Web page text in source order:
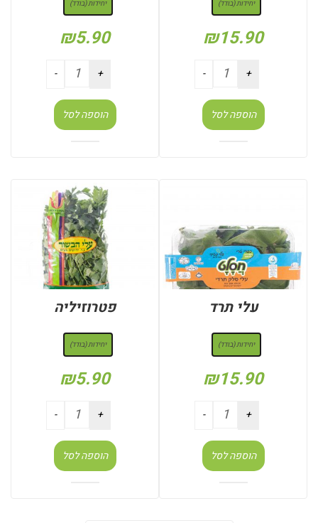
יחידות (בודד)
₪15.90
הוספה לסל
יחידות (בודד)
₪5.90
הוספה לסל
עלי תרד
יחידות (בודד)
₪15.90
הוספה לסל
פטרוזיליה
יחידות (בודד)
₪5.90
הוספה לסל